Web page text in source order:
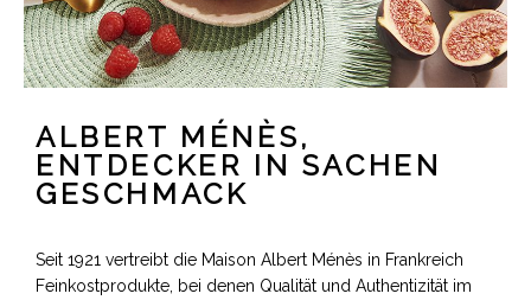
ALBERT MÉNÈS,
ENTDECKER IN SACHEN
GESCHMACK
Seit 1921 vertreibt die Maison Albert Ménès in Frankreich
Feinkostprodukte, bei denen Qualität und Authentizität im